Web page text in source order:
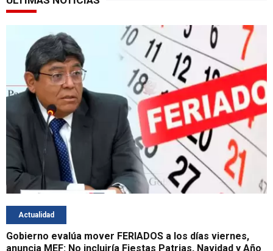
Actualidad
Gobierno evalúa mover FERIADOS a los días viernes,
anuncia MEF: No incluiría Fiestas Patrias, Navidad y Año